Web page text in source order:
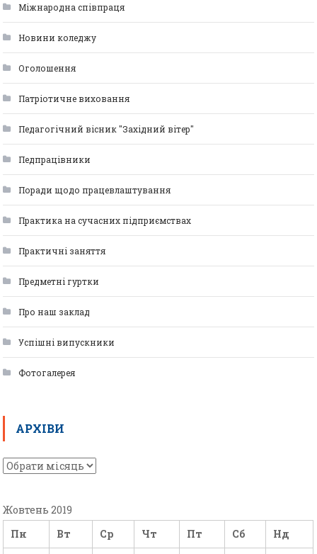
Міжнародна співпраця
Новини коледжу
Оголошення
Патріотичне виховання
Педагогічний вісник "Західний вітер"
Педпрацівники
Поради щодо працевлаштування
Практика на сучасних підприємствах
Практичні заняття
Предметні гуртки
Про наш заклад
Успішні випускники
Фотогалерея
АРХІВИ
Жовтень 2019
Пн
Вт Ср Чт Пт Сб Нд